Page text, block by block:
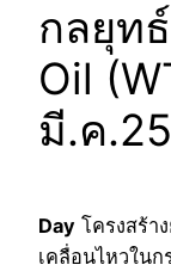
กลยุท
Oil
มี.ค
Day โครงสร้า
เคลื่อนไหวใน